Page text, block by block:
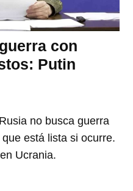
con
Putin
no busca guerra
está lista si ocurre.
Ucrania.